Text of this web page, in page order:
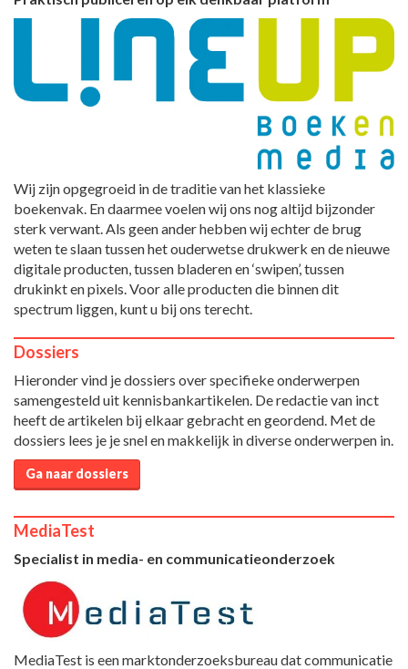
Wij zijn opgegroeid in de traditie van het klassieke
boekenvak. En daarmee voelen wij ons nog altijd bijzonder
sterk verwant. Als geen ander hebben wij echter de brug
weten te slaan tussen het ouderwetse drukwerk en de nieuwe
digitale producten, tussen bladeren en ‘swipen’, tussen
drukinkt en pixels. Voor alle producten die binnen dit
spectrum liggen, kunt u bij ons terecht.
Dossiers
Hieronder vind je dossiers over specifieke onderwerpen
samengesteld uit kennisbankartikelen. De redactie van inct
heeft de artikelen bij elkaar gebracht en geordend. Met de
dossiers lees je je snel en makkelijk in diverse onderwerpen in.
Ga naar dossiers
MediaTest
Specialist in media- en communicatieonderzoek
MediaTest is een marktonderzoeksbureau dat communicatie